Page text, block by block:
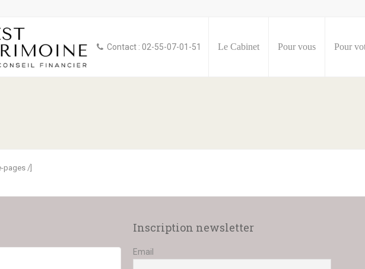
Contact : 02-55-07-01-51 Le Cabinet Pour vous Pour
pages /]
Inscription newsletter
Email